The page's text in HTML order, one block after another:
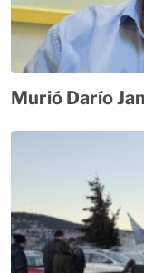
Murió Darío